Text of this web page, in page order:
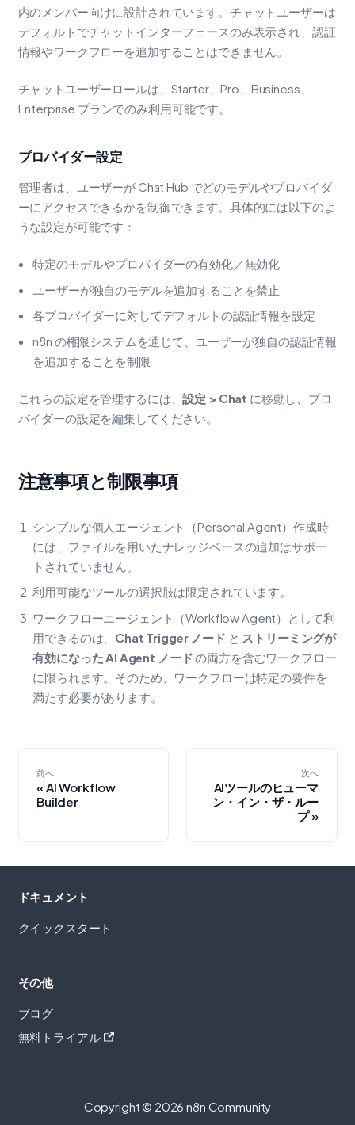
内のメンバー向けに設計されています。チャットユーザーは
デフォルトでチャットインターフェースのみ表示され、認証
情報やワークフローを追加することはできません。
チャットユーザーロールは、Starter、Pro、Business、
Enterprise プランでのみ利用可能です。
プロバイダー設定
管理者は、ユーザーが Chat Hub でどのモデルやプロバイダ
ーにアクセスできるかを制御できます。具体的には以下のよ
うな設定が可能です：
特定のモデルやプロバイダーの有効化／無効化
ユーザーが独自のモデルを追加することを禁止
各プロバイダーに対してデフォルトの認証情報を設定
n8n の権限システムを通じて、ユーザーが独自の認証情報
を追加することを制限
これらの設定を管理するには、設定 > Chat に移動し、プロ
バイダーの設定を編集してください。
注意事項と制限事項
シンプルな個人エージェント（Personal Agent）作成時
には、ファイルを用いたナレッジベースの追加はサポー
トされていません。
利用可能なツールの選択肢は限定されています。
ワークフローエージェント（Workflow Agent）として利
用できるのは、 Chat Trigger ノード と ストリーミングが
有効になった AI Agent ノードの両方を含むワークフロー
に限られます。そのため、ワークフローは特定の要件を
満たす必要があります。
前へ
AI Workflow
Builder
次へ
AIツールのヒューマ
ン・イン・ザ・ルー
プ
ドキュメント
クイックスタート
その他
ブログ
無料トライアル
Copyright © 2026 n8n Community